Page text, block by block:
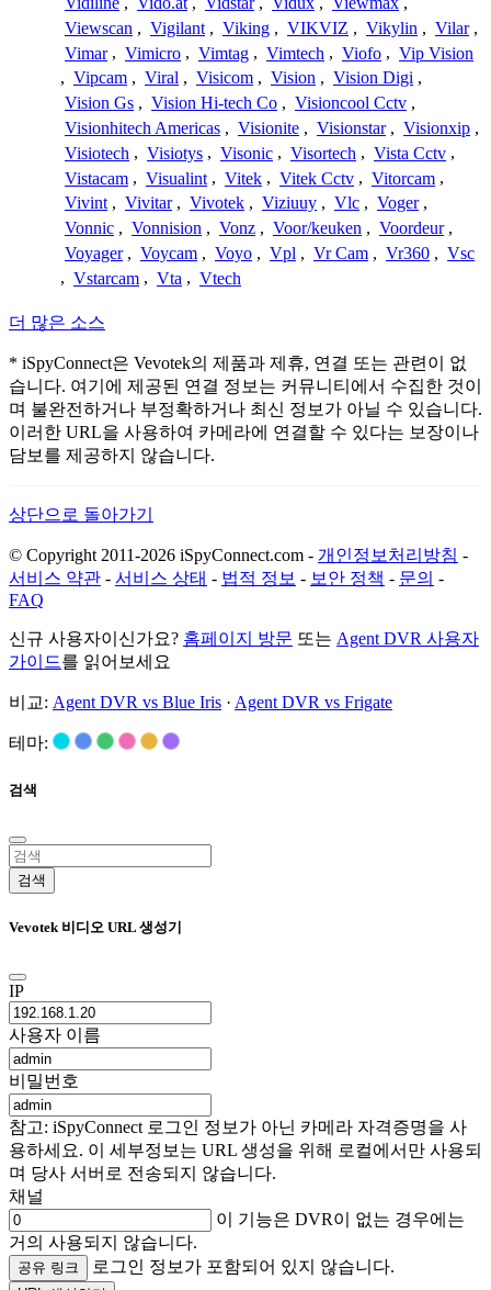
Viewscan , Vigilant , Viking , VIKVIZ , Vikylin , Vilar ,
Vimar , Vimicro , Vimtag , Vimtech , Viofo , Vip Vision
, Vipcam , Viral , Visicom , Vision , Vision Digi ,
Vision Gs , Vision Hi-tech Co , Visioncool Cctv ,
Visionhitech Americas , Visionite , Visionstar , Visionxip ,
Visiotech , Visiotys , Visonic , Visortech , Vista Cctv ,
Vistacam , Visualint , Vitek , Vitek Cctv , Vitorcam ,
Vivint , Vivitar , Vivotek , Viziuuy , Vlc , Voger ,
Vonnic , Vonnision , Vonz , Voor/keuken , Voordeur ,
Voyager , Voycam , Voyo , Vpl , Vr Cam , Vr360 , Vsc
, Vstarcam , Vta , Vtech
더 많은 소스
* iSpyConnect은 Vevotek의 제품과 제휴, 연결 또는 관련이 없
습니다. 여기에 제공된 연결 정보는 커뮤니티에서 수집한 것이
며 불완전하거나 부정확하거나 최신 정보가 아닐 수 있습니다.
이러한 URL을 사용하여 카메라에 연결할 수 있다는 보장이나
담보를 제공하지 않습니다.
상단으로 돌아가기
© Copyright 2011-2026 iSpyConnect.com - 개인정보처리방침 -
서비스 약관 - 서비스 상태 - 법적 정보 - 보안 정책 - 문의 -
FAQ
신규 사용자이신가요? 홈페이지 방문 또는 Agent DVR 사용자
가이드를 읽어보세요
비교: Agent DVR vs Blue Iris · Agent DVR vs Frigate
테마:
검색
검색
Vevotek 비디오 URL 생성기
IP
사용자 이름
비밀번호
참고: iSpyConnect 로그인 정보가 아닌 카메라 자격증명을 사
용하세요. 이 세부정보는 URL 생성을 위해 로컬에서만 사용되
며 당사 서버로 전송되지 않습니다.
채널
이 기능은 DVR이 없는 경우에는
거의 사용되지 않습니다.
공유 링크 로그인 정보가 포함되어 있지 않습니다.